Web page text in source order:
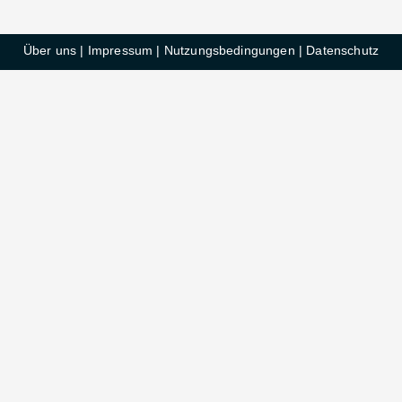
Über uns | Impressum | Nutzungsbedingungen | Datenschutz